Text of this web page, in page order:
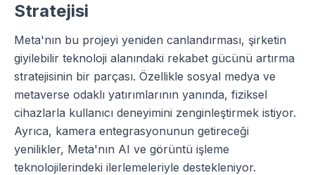
Stratejisi
Meta'nın bu projeyi yeniden canlandırması, şirketin
giyilebilir teknoloji alanındaki rekabet gücünü artırma
stratejisinin bir parçası. Özellikle sosyal medya ve
metaverse odaklı yatırımlarının yanında, fiziksel
cihazlarla kullanıcı deneyimini zenginleştirmek istiyor.
Ayrıca, kamera entegrasyonunun getireceği
yenilikler, Meta'nın AI ve görüntü işleme
teknolojilerindeki ilerlemeleriyle destekleniyor.